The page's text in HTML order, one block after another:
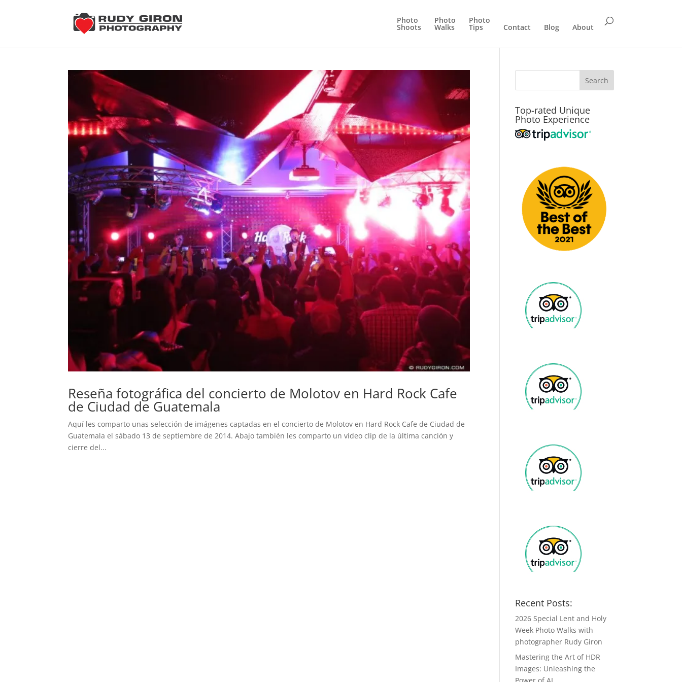
Photo
Shoots
Photo
Walks
Photo
Tips Contact Blog About
Reseña fotográfica del concierto de Molotov en Hard Rock Cafe
de Ciudad de Guatemala
Aquí les comparto unas selección de imágenes captadas en el concierto de Molotov en Hard Rock Cafe de Ciudad de
Guatemala el sábado 13 de septiembre de 2014. Abajo también les comparto un video clip de la última canción y
cierre del...
Top-rated Unique
Photo Experience
Recent Posts:
2026 Special Lent and Holy
Week Photo Walks with
photographer Rudy Giron
Mastering the Art of HDR
Images: Unleashing the